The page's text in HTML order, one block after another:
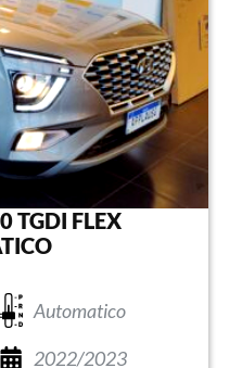
TGDI FLEX
Automatico
2022/2023